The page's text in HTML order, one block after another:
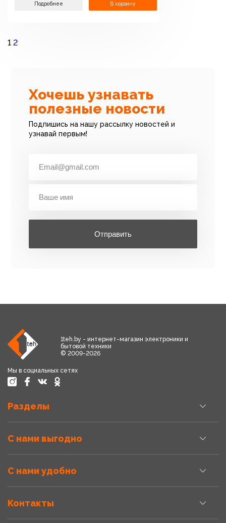
Подробнее В корзину
1 2
Хочешь узнавать
полезные новости
Подпишись на нашу рассылку новостей и
узнавай первым!
Отправить
1teh.by - интернет-магазин электроники и
бытовой техники
© 2009-2026
Мы в социальных сетях
Разделы
С нами выгодно
С нами удобно
Контакты